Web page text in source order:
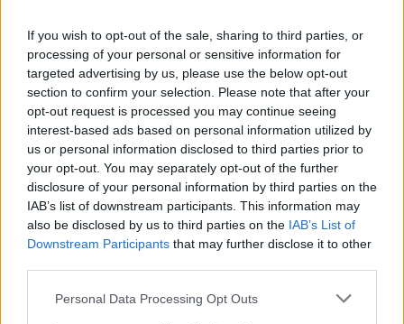
If you wish to opt-out of the sale, sharing to third parties, or
processing of your personal or sensitive information for
targeted advertising by us, please use the below opt-out
section to confirm your selection. Please note that after your
opt-out request is processed you may continue seeing
interest-based ads based on personal information utilized by
us or personal information disclosed to third parties prior to
your opt-out. You may separately opt-out of the further
disclosure of your personal information by third parties on the
IAB’s list of downstream participants. This information may
also be disclosed by us to third parties on the IAB’s List of
Downstream Participants that may further disclose it to other
Personal Data Processing Opt Outs
αναθεωρηθούν οι κανονισμοί πτήσης με βάση
και τα χαρακτηριστικά των κατά τόπους
ελικοδρομίων. Για το σκοπό αυτό, τα νέα
ελικόπτερα θα πετάξουν δοκιμαστικά σε κάθε
ελικοδρόμιο της χώρας.
Βάσει του επιχειρησιακού σχεδίου
πραγματοποίησης αεροδιακομιδών του ΕΚΑΒ,
τα νέα πτητικά μέσα της δωρεάς του ΙΣΝ θα
κατευθυνθούν στις αντίστοιχες βάσεις των
αεροδιακομιδών ανά την Ελλάδα (Ελευσίνα,
συνθήκες δράσης.